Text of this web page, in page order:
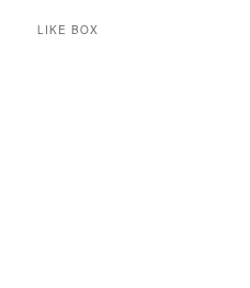
LIKE BOX